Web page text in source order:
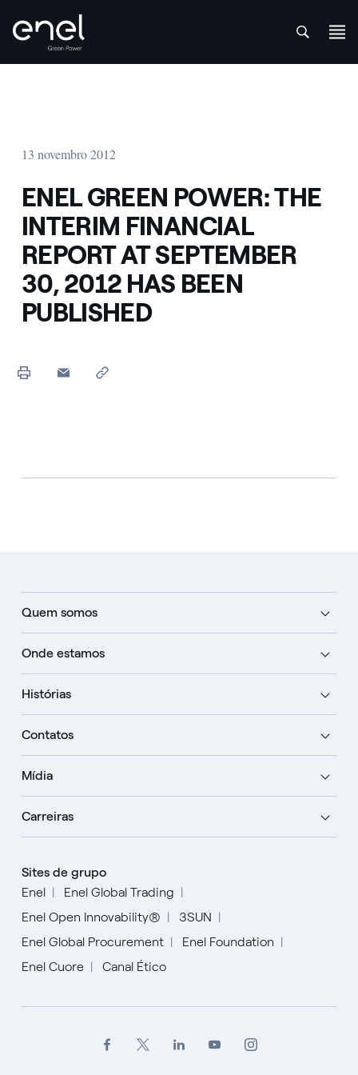
13 novembro 2012
ENEL GREEN POWER: THE
INTERIM FINANCIAL
REPORT AT SEPTEMBER
30, 2012 HAS BEEN
PUBLISHED
Quem somos
Onde estamos
Histórias
Contatos
Mídia
Carreiras
Sites de grupo
Enel
Enel Global Trading
Enel Open Innovability®
3SUN
Enel Global Procurement
Enel Foundation
Enel Cuore
Canal Ético